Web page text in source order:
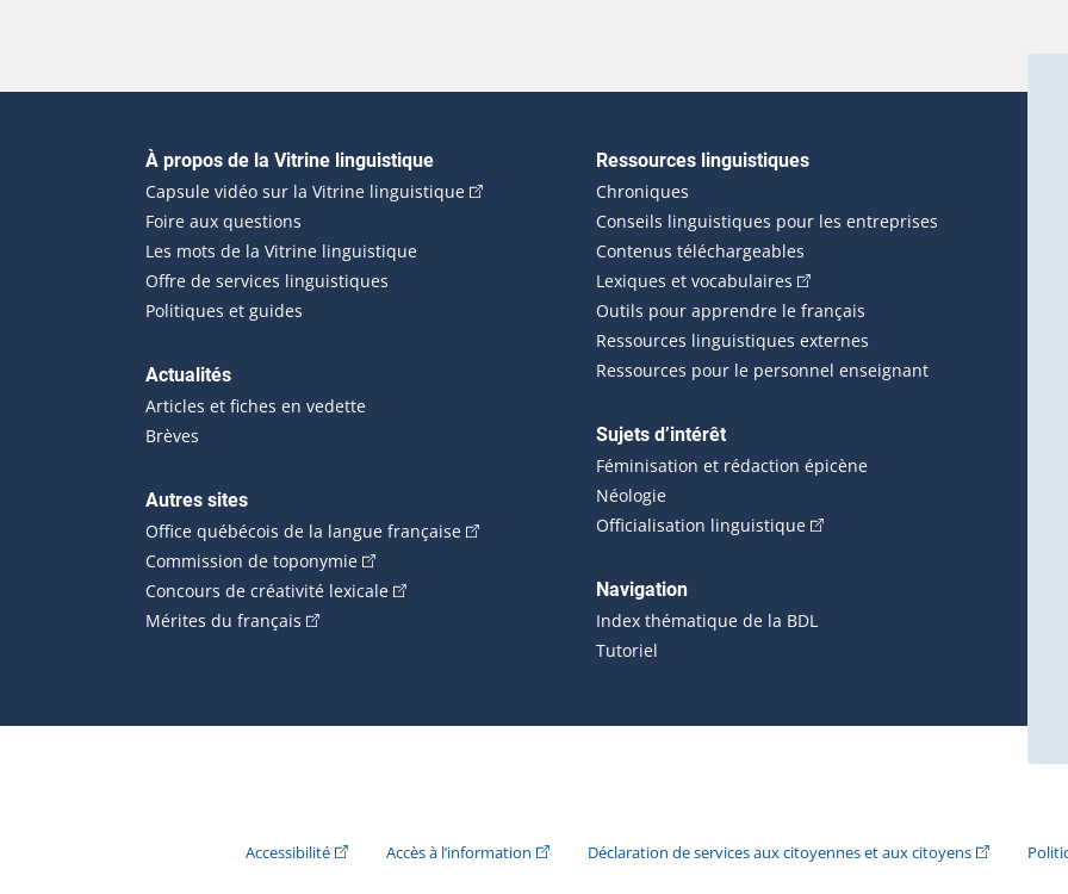
Navigation principale
À propos de la Vitrine linguistique
Capsule vidéo sur la Vitrine linguistique(Cet hyperlien externe s'ouvrira dans une nouvelle fenêtre.)
Foire aux questions
Les mots de la Vitrine linguistique
Offre de services linguistiques
Politiques et guides
Actualités
Articles et fiches en vedette
Brèves
Autres sites
Office québécois de la langue française(Cet hyperlien externe s'ouvrira dans une nouvelle fenêtre.)
Commission de toponymie(Cet hyperlien externe s'ouvrira dans une nouvelle fenêtre.)
Concours de créativité lexicale(Cet hyperlien externe s'ouvrira dans une nouvelle fenêtre.)
Mérites du français (Cet hyperlien externe s'ouvrira dans une nouvelle fenêtre.)
Ressources linguistiques
Chroniques
Conseils linguistiques pour les entreprises
Contenus téléchargeables
Lexiques et vocabulaires (Cet hyperlien externe s'ouvrira
Outils pour apprendre le français
Ressources linguistiques externes
Ressources pour le personnel enseignant
Sujets d’intérêt
Féminisation et rédaction épicène
Néologie
Officialisation linguistique(Cet hyperlien externe s'ouvrira
Navigation
Index thématique de la BDL
Tutoriel
Accessibilité(Cet hyperlien externe s'ouvrira dans une nouvelle fenêtre.)
Accès à l’information (Cet hyperlien externe s'ouvrira dans une nouvelle fenêtre.)
Déclaration de services aux citoyennes et aux citoyens(Cet